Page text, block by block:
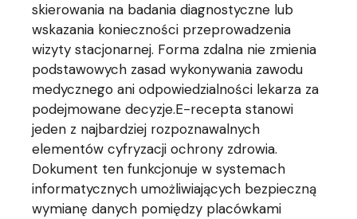
skierowania na badania diagnostyczne lub
wskazania konieczności przeprowadzenia
wizyty stacjonarnej. Forma zdalna nie zmienia
podstawowych zasad wykonywania zawodu
medycznego ani odpowiedzialności lekarza za
podejmowane decyzje.E-recepta stanowi
jeden z najbardziej rozpoznawalnych
elementów cyfryzacji ochrony zdrowia.
Dokument ten funkcjonuje w systemach
informatycznych umożliwiających bezpieczną
wymianę danych pomiędzy placówkami